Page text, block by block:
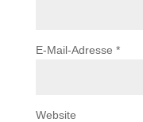
E-Mail-Adresse *
Website